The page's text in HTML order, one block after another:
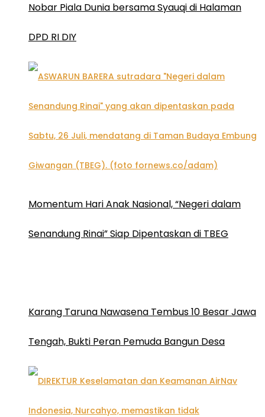
Nobar Piala Dunia bersama Syauqi di Halaman
DPD RI DIY
Momentum Hari Anak Nasional, “Negeri dalam
Senandung Rinai” Siap Dipentaskan di TBEG
Karang Taruna Nawasena Tembus 10 Besar Jawa
Tengah, Bukti Peran Pemuda Bangun Desa